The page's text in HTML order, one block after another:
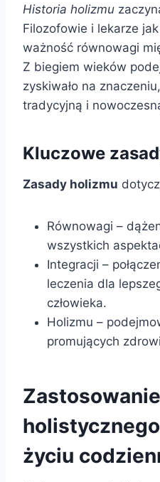
Historia holizmu
Filozofowie i lekarze
ważność równowagi
Z biegiem wieków
zyskiwało na
tradycyjną i
Kluczowe
Zasady holizmu
Równowagi –
wszystkich
Integracji –
leczenia dla
człowieka.
Holizmu –
promujących
Zastosowanie
życiu